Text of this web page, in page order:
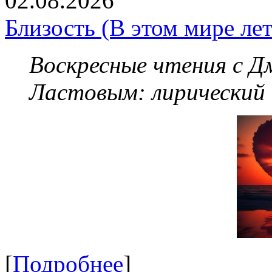
Близость (В этом мире
Воскресные чтения с
Ластовым:
[Подробнее]